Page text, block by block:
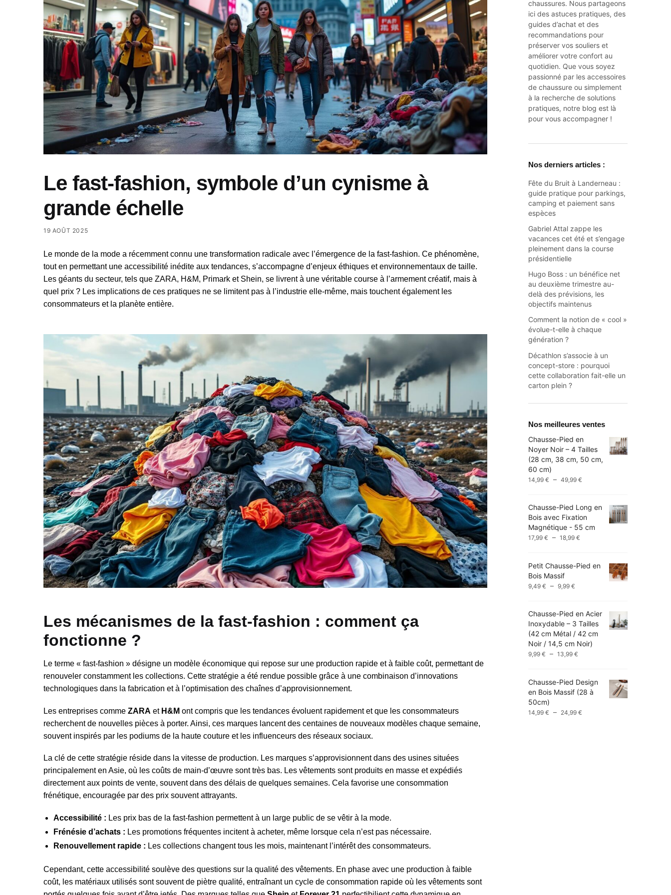
Le fast-fashion, symbole d’un cynisme à
grande échelle
19 AOÛT 2025
Le monde de la mode a récemment connu une transformation radicale avec l’émergence de la fast-fashion. Ce phénomène,
tout en permettant une accessibilité inédite aux tendances, s’accompagne d’enjeux éthiques et environnementaux de taille.
Les géants du secteur, tels que ZARA, H&M, Primark et Shein, se livrent à une véritable course à l’armement créatif, mais à
quel prix ? Les implications de ces pratiques ne se limitent pas à l’industrie elle-même, mais touchent également les
consommateurs et la planète entière.
Les mécanismes de la fast-fashion : comment ça
fonctionne ?
Le terme « fast-fashion » désigne un modèle économique qui repose sur une production rapide et à faible coût, permettant de
renouveler constamment les collections. Cette stratégie a été rendue possible grâce à une combinaison d’innovations
technologiques dans la fabrication et à l’optimisation des chaînes d’approvisionnement.
Les entreprises comme ZARA et H&M ont compris que les tendances évoluent rapidement et que les consommateurs
recherchent de nouvelles pièces à porter. Ainsi, ces marques lancent des centaines de nouveaux modèles chaque semaine,
souvent inspirés par les podiums de la haute couture et les influenceurs des réseaux sociaux.
La clé de cette stratégie réside dans la vitesse de production. Les marques s’approvisionnent dans des usines situées
principalement en Asie, où les coûts de main-d’œuvre sont très bas. Les vêtements sont produits en masse et expédiés
directement aux points de vente, souvent dans des délais de quelques semaines. Cela favorise une consommation
frénétique, encouragée par des prix souvent attrayants.
Accessibilité : Les prix bas de la fast-fashion permettent à un large public de se vêtir à la mode.
Frénésie d’achats : Les promotions fréquentes incitent à acheter, même lorsque cela n’est pas nécessaire.
Renouvellement rapide : Les collections changent tous les mois, maintenant l’intérêt des consommateurs.
Cependant, cette accessibilité soulève des questions sur la qualité des vêtements. En phase avec une production à faible
coût, les matériaux utilisés sont souvent de piètre qualité, entraînant un cycle de consommation rapide où les vêtements sont
chaussures. Nous partageons
ici des astuces pratiques, des
guides d’achat et des
recommandations pour
préserver vos souliers et
améliorer votre confort au
quotidien. Que vous soyez
passionné par les accessoires
de chaussure ou simplement
à la recherche de solutions
pratiques, notre blog est là
pour vous accompagner !
Nos derniers articles :
Fête du Bruit à Landerneau :
guide pratique pour parkings,
camping et paiement sans
espèces
Gabriel Attal zappe les
vacances cet été et s’engage
pleinement dans la course
présidentielle
Hugo Boss : un bénéfice net
au deuxième trimestre au-
delà des prévisions, les
objectifs maintenus
Comment la notion de « cool »
évolue-t-elle à chaque
génération ?
Décathlon s’associe à un
concept-store : pourquoi
cette collaboration fait-elle un
carton plein ?
Nos meilleures ventes
Chausse-Pied en
Noyer Noir – 4 Tailles
(28 cm, 38 cm, 50 cm,
60 cm)
14,99€ – 49,99€
14,99 €
à
49,99 €
Chausse-Pied Long en
Bois avec Fixation
Magnétique - 55 cm
17,99€ – 18,99€
17,99 €
Petit Chausse-Pied en
Bois Massif
9,49€ – 9,99€
9,49 €
à
9,99 €
Chausse-Pied en Acier
Inoxydable – 3 Tailles
(42 cm Métal / 42 cm
Noir / 14,5 cm Noir)
9,99€ – 13,99€
9,99 €
à
Chausse-Pied Design
en Bois Massif (28 à
50cm)
14,99€ – 24,99€